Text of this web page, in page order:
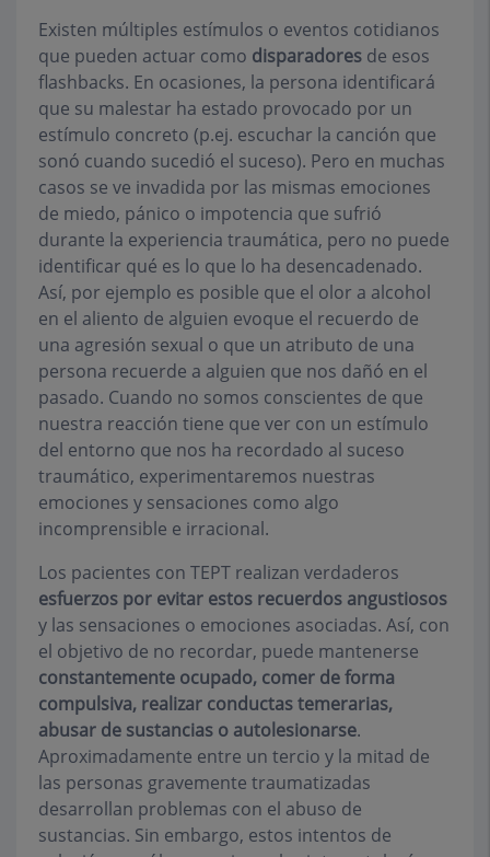
Existen múltiples estímulos o eventos cotidianos
que pueden actuar como disparadores de esos
flashbacks. En ocasiones, la persona identificará
que su malestar ha estado provocado por un
estímulo concreto (p.ej. escuchar la canción que
sonó cuando sucedió el suceso). Pero en muchas
casos se ve invadida por las mismas emociones
de miedo, pánico o impotencia que sufrió
durante la experiencia traumática, pero no puede
identificar qué es lo que lo ha desencadenado.
Así, por ejemplo es posible que el olor a alcohol
en el aliento de alguien evoque el recuerdo de
una agresión sexual o que un atributo de una
persona recuerde a alguien que nos dañó en el
pasado. Cuando no somos conscientes de que
nuestra reacción tiene que ver con un estímulo
del entorno que nos ha recordado al suceso
traumático, experimentaremos nuestras
emociones y sensaciones como algo
incomprensible e irracional.
Los pacientes con TEPT realizan verdaderos
esfuerzos por evitar estos recuerdos angustiosos
y las sensaciones o emociones asociadas. Así, con
el objetivo de no recordar, puede mantenerse
constantemente ocupado, comer de forma
compulsiva, realizar conductas temerarias,
abusar de sustancias o autolesionarse.
Aproximadamente entre un tercio y la mitad de
las personas gravemente traumatizadas
desarrollan problemas con el abuso de
sustancias. Sin embargo, estos intentos de